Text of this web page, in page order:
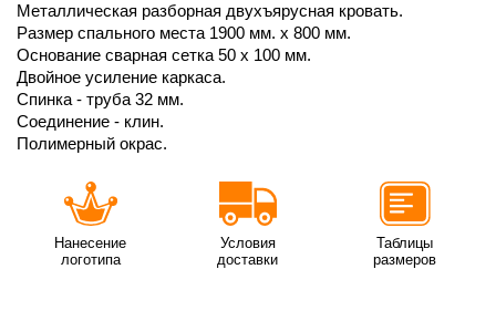
Металлическая разборная двухъярусная кровать.
Размер спального места 1900 мм. x 800 мм.
Основание сварная сетка 50 х 100 мм.
Двойное усиление каркаса.
Спинка - труба 32 мм.
Соединение - клин.
Полимерный окрас.
Нанесение
логотипа
Условия
доставки
Таблицы
размеров